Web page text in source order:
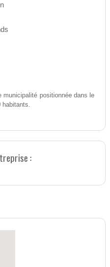
municipalité positionnée dans le
habitants.
: